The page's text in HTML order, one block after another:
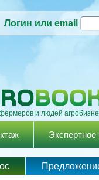
Логин или email
и людей
Экспертное